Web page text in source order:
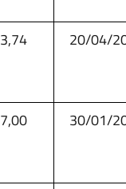
20/04/
30/01/